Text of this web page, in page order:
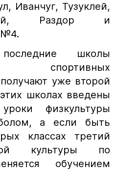
Иванчуг, Тузуклей,
Раздор и
школы
спортивных
уже второй
школах введены
физкультуры
а если быть
классах третий
культуры по
обучением